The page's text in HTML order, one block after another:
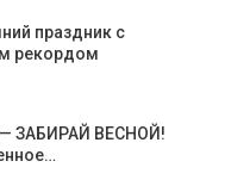
праздник с
рекордом
ЗАБИРАЙ ВЕСНОЙ!